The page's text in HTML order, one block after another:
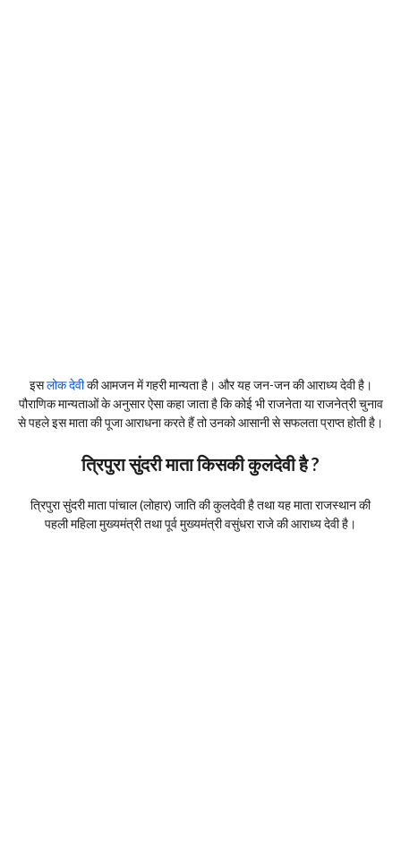
इसलोक देवीकी आमजन में गहरी मान्यता है। और यह जन-जन की आराध्य देवी है।
पौराणिक मान्यताओं के अनुसार ऐसा कहा जाता है कि कोई भी राजनेता या राजनेत्री चुनाव
से पहले इस माता की पूजा आराधना करते हैं तो उनको आसानी से सफलता प्राप्त होती है।
त्रिपुरा सुंदरी माता किसकी कुलदेवी है ?
त्रिपुरा सुंदरी माता पांचाल (लोहार) जाति की कुलदेवी है तथा यह माता राजस्थान की
पहली महिला मुख्यमंत्री तथा पूर्व मुख्यमंत्री वसुंधरा राजे की आराध्य देवी है।